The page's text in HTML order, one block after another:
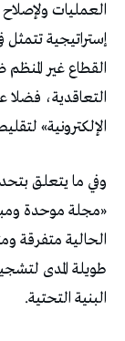
العمليات
إستراتيجية تتمثل
القطاع غير
التعاقدية،
الإلكترونية»
وفي ما يتعلق
«مجلة موحدة
الحالية متفرقة
طويلة المدى
البنية التحتية.